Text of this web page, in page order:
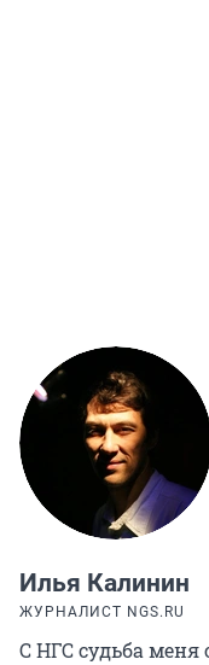
Илья Калинин
ЖУРНАЛИСТ NGS.RU
С НГС судьба меня